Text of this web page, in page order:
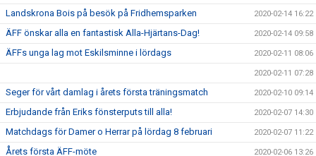
Landskrona Bois på besök på Fridhemsparken 2020-02-14 16:22
ÄFF önskar alla en fantastisk Alla-Hjärtans-Dag! 2020-02-14 09:58
ÄFFs unga lag mot Eskilsminne i lördags 2020-02-11 08:06
2020-02-11 07:28
Seger för vårt damlag i årets första träningsmatch 2020-02-10 09:14
Erbjudande från Eriks fönsterputs till alla! 2020-02-07 14:30
Matchdags för Damer o Herrar på lördag 8 februari 2020-02-07 11:22
Årets första ÄFF-möte 2020-02-06 13:26